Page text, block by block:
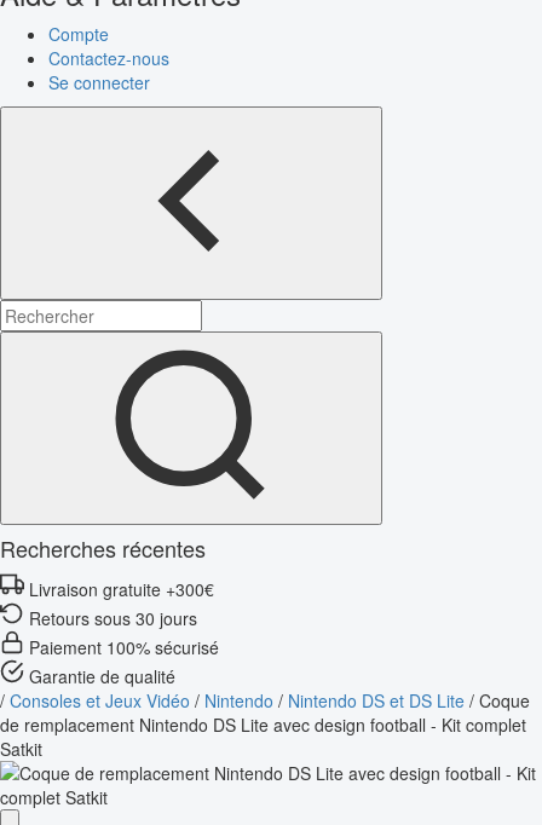
Compte
Contactez-nous
Se connecter
Recherches récentes
Livraison gratuite +300€
Retours sous 30 jours
Paiement 100% sécurisé
Garantie de qualité
/ Consoles et Jeux Vidéo / Nintendo / Nintendo DS et DS Lite / Coque
de remplacement Nintendo DS Lite avec design football - Kit complet
Satkit